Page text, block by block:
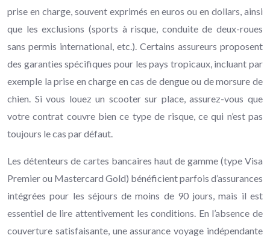
prise en charge, souvent exprimés en euros ou en dollars, ainsi
que les exclusions (sports à risque, conduite de deux-roues
sans permis international, etc.). Certains assureurs proposent
des garanties spécifiques pour les pays tropicaux, incluant par
exemple la prise en charge en cas de dengue ou de morsure de
chien. Si vous louez un scooter sur place, assurez-vous que
votre contrat couvre bien ce type de risque, ce qui n’est pas
toujours le cas par défaut.
Les détenteurs de cartes bancaires haut de gamme (type Visa
Premier ou Mastercard Gold) bénéficient parfois d’assurances
intégrées pour les séjours de moins de 90 jours, mais il est
essentiel de lire attentivement les conditions. En l’absence de
couverture satisfaisante, une assurance voyage indépendante